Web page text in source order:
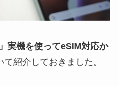
実機を使ってeSIM対応か
て紹介しておきました。